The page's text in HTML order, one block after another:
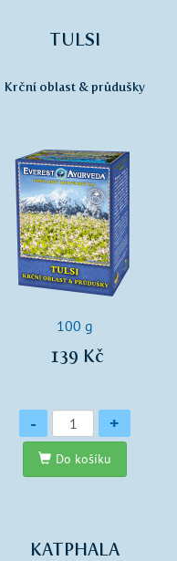
TULSI
Krční oblast & průdušky
100 g
139 Kč
Množství
- +
Do košíku
KATPHALA